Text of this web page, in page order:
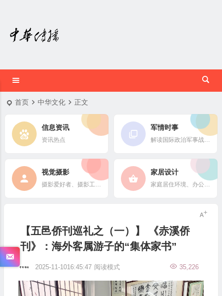
首页 中华文化 正文
信息资讯
资讯热点
军情时事
解读国际政治军事战略格局
视觉摄影
摄影爱好者、摄影工作者及摄影行业信息
家居设计
家庭居住环境、办公场所、公共空间陈设风格以设计搭配
【五邑侨刊巡礼之（一）】 《赤溪侨
刊》：海外客属游子的“集体家书”
2025-11-1016:45:47 35,226
阅读模式